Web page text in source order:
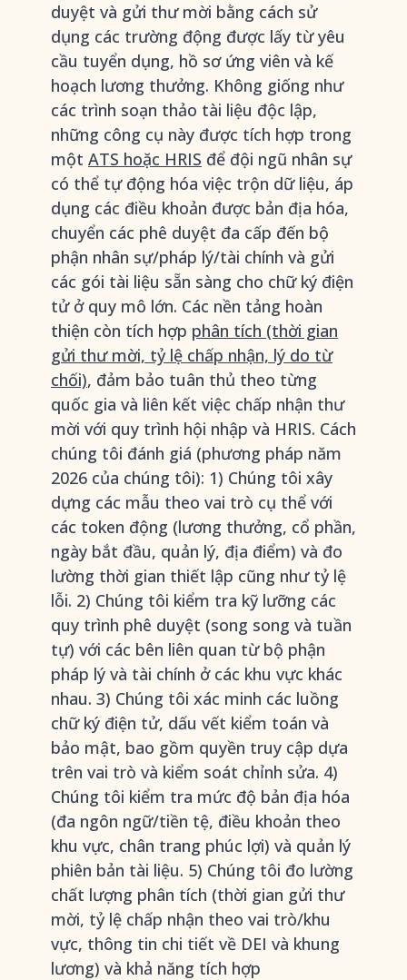
duyệt và gửi thư mời bằng cách sử
dụng các trường động được lấy từ yêu
cầu tuyển dụng, hồ sơ ứng viên và kế
hoạch lương thưởng. Không giống như
các trình soạn thảo tài liệu độc lập,
những công cụ này được tích hợp trong
một ATS hoặc HRIS để đội ngũ nhân sự
có thể tự động hóa việc trộn dữ liệu, áp
dụng các điều khoản được bản địa hóa,
chuyển các phê duyệt đa cấp đến bộ
phận nhân sự/pháp lý/tài chính và gửi
các gói tài liệu sẵn sàng cho chữ ký điện
tử ở quy mô lớn. Các nền tảng hoàn
thiện còn tích hợp phân tích (thời gian
gửi thư mời, tỷ lệ chấp nhận, lý do từ
chối), đảm bảo tuân thủ theo từng
quốc gia và liên kết việc chấp nhận thư
mời với quy trình hội nhập và HRIS. Cách
chúng tôi đánh giá (phương pháp năm
2026 của chúng tôi): 1) Chúng tôi xây
dựng các mẫu theo vai trò cụ thể với
các token động (lương thưởng, cổ phần,
ngày bắt đầu, quản lý, địa điểm) và đo
lường thời gian thiết lập cũng như tỷ lệ
lỗi. 2) Chúng tôi kiểm tra kỹ lưỡng các
quy trình phê duyệt (song song và tuần
tự) với các bên liên quan từ bộ phận
pháp lý và tài chính ở các khu vực khác
nhau. 3) Chúng tôi xác minh các luồng
chữ ký điện tử, dấu vết kiểm toán và
bảo mật, bao gồm quyền truy cập dựa
trên vai trò và kiểm soát chỉnh sửa. 4)
Chúng tôi kiểm tra mức độ bản địa hóa
(đa ngôn ngữ/tiền tệ, điều khoản theo
khu vực, chân trang phúc lợi) và quản lý
phiên bản tài liệu. 5) Chúng tôi đo lường
chất lượng phân tích (thời gian gửi thư
mời, tỷ lệ chấp nhận theo vai trò/khu
vực, thông tin chi tiết về DEI và khung
lương) và khả năng tích hợp